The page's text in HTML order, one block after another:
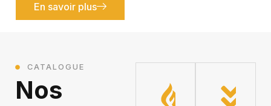
En savoir plus
CATALOGUE
Nos